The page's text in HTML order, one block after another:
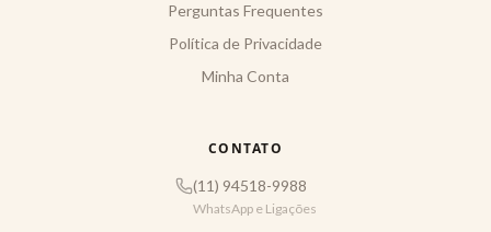
Perguntas Frequentes
Política de Privacidade
Minha Conta
CONTATO
(11) 94518-9988
WhatsApp e Ligações